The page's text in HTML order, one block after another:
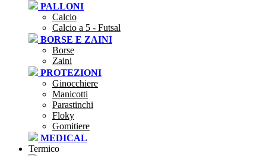
PALLONI
Calcio
Calcio a 5 - Futsal
BORSE E ZAINI
Borse
Zaini
PROTEZIONI
Ginocchiere
Manicotti
Parastinchi
Floky
Gomitiere
MEDICAL
Termico